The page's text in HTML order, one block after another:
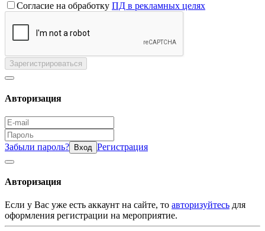
Согласие на обработку ПД в рекламных целях
Зарегистрироваться
Авторизация
Забыли пароль? Вход Регистрация
Авторизация
Если у Вас уже есть аккаунт на сайте, то авторизуйтесь для
оформления регистрации на мероприятие.